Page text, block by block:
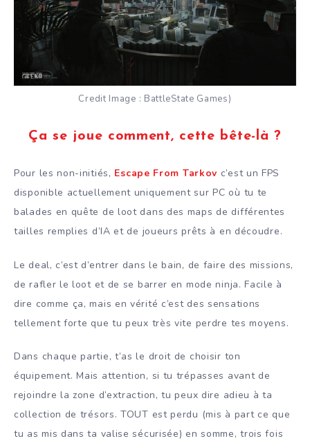
Credit Image : BattleState Games)
Ça se joue comment, cette bête-là ?
Pour les non-initiés, Escape From Tarkov c’est un FPS
disponible actuellement uniquement sur PC où tu te
balades en quête de loot dans des maps de différentes
tailles remplies d’IA et de joueurs prêts à en découdre.
Le deal, c’est d’entrer dans le bain, de faire des missions,
de rafler le loot et de se barrer en mode ninja. Facile à
dire comme ça, mais en vérité c’est des sensations
tellement forte que tu peux très vite perdre tes moyens.
Dans chaque partie, t’as le droit de choisir ton
équipement. Mais attention, si tu trépasses avant de
rejoindre la zone d’extraction, tu peux dire adieu à ta
collection de trésors. TOUT est perdu (mis à part ce que
tu as mis dans ta valise sécurisée) en somme, trois fois